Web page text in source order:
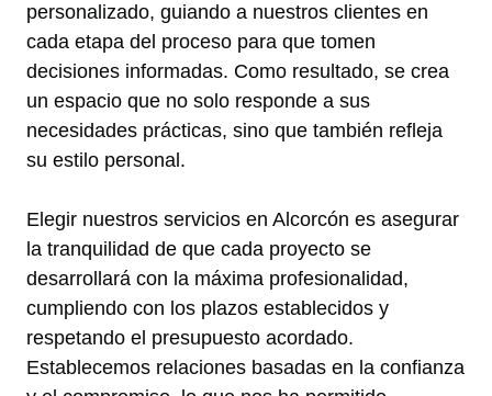
personalizado, guiando a nuestros clientes en
cada etapa del proceso para que tomen
decisiones informadas. Como resultado, se crea
un espacio que no solo responde a sus
necesidades prácticas, sino que también refleja
su estilo personal.
Elegir nuestros servicios en Alcorcón es asegurar
la tranquilidad de que cada proyecto se
desarrollará con la máxima profesionalidad,
cumpliendo con los plazos establecidos y
respetando el presupuesto acordado.
Establecemos relaciones basadas en la confianza